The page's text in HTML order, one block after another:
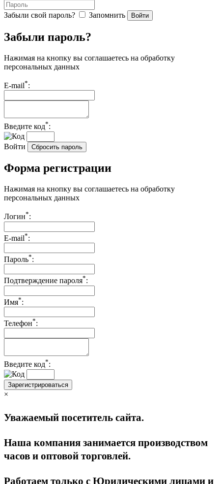
Забыли свой пароль? Запомнить Войти
Забыли пароль?
Нажимая на кнопку вы соглашаетесь на обработку
персональных данных
E-mail*:
Введите код*:
Войти Сбросить пароль
Форма регистрации
Нажимая на кнопку вы соглашаетесь на обработку
персональных данных
Логин*:
E-mail*:
Пароль*:
Подтверждение пароля*:
Имя*:
Телефон*:
Введите код*:
Зарегистрироваться
×
Уважаемый посетитель сайта.
Наша компания занимается производством
часов и оптовой торговлей.
Работаем только с Юридическими лицами и